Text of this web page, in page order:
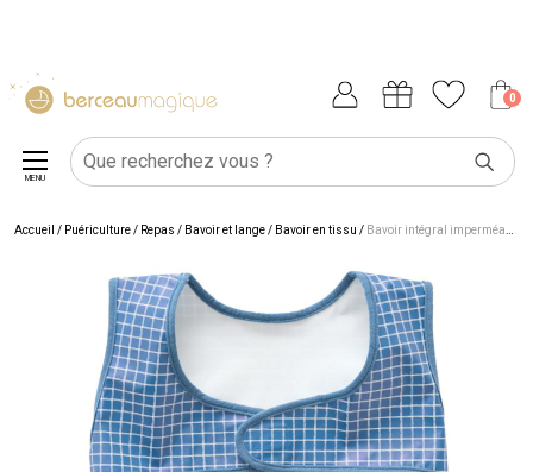
0
MENU
Accueil / Puériculture/ Repas / Bavoir et lange/ Bavoir en tissu / Bavoir intégral imperméable carreaux bleus